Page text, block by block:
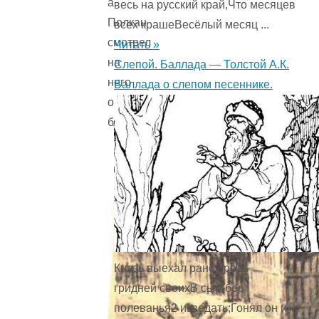
а
Полкан
смотрел
на
него
очень
благосклонно.
весь на русский край,Что месяцев
всех крашеВесёлый месяц ...
Читать »
Слепой. Баллада — Толстой А.К.
Баллада о слепом песеннике.
Князь выехал рано средь
гридней своихВ сыр-бор
полеванья2 изведать;Гонял он и